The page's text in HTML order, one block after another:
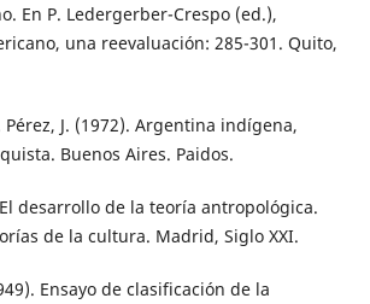
En P. Ledergerber-Crespo (ed.),
una reevaluación: 285-301. Quito,
Pérez, J. (1972). Argentina indígena,
Buenos Aires. Paidos.
desarrollo de la teoría antropológica.
de la cultura. Madrid, Siglo XXI.
Ensayo de clasificación de la